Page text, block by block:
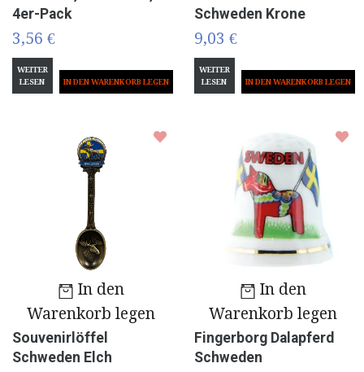
4er-Pack
3,56 €
WEITER
LESEN
Schweden Krone
9,03 €
WEITER
LESEN
In den
Warenkorb legen
Souvenirlöffel
Schweden Elch
In den
Warenkorb legen
Fingerborg Dalapferd
Schweden